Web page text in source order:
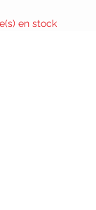
en stock